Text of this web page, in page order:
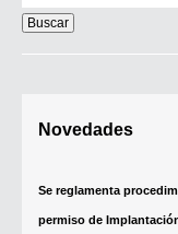
en
este
sitio:
Novedades
Se reglamenta
permiso de